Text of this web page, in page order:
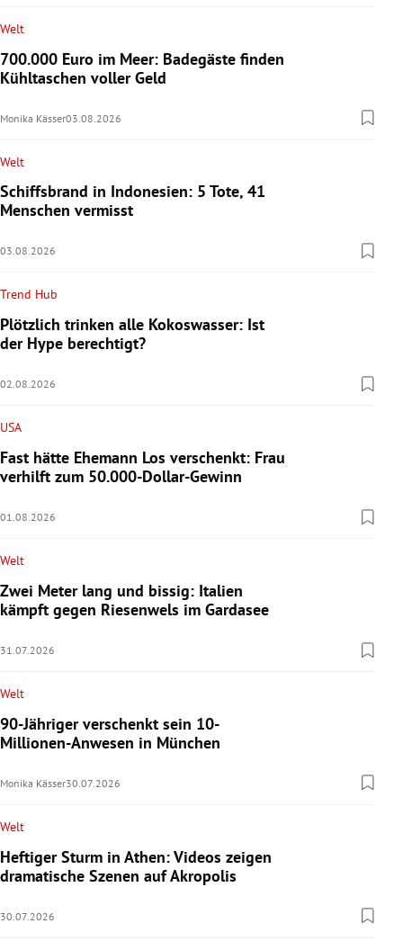
Welt
700.000 Euro im Meer: Badegäste finden
Kühltaschen voller Geld
Monika Kässer03.08.2026
Welt
Schiffsbrand in Indonesien: 5 Tote, 41
Menschen vermisst
03.08.2026
Trend Hub
Plötzlich trinken alle Kokoswasser: Ist
der Hype berechtigt?
02.08.2026
USA
Fast hätte Ehemann Los verschenkt: Frau
verhilft zum 50.000-Dollar-Gewinn
01.08.2026
Welt
Zwei Meter lang und bissig: Italien
kämpft gegen Riesenwels im Gardasee
31.07.2026
Welt
90-Jähriger verschenkt sein 10-
Millionen-Anwesen in München
Monika Kässer30.07.2026
Welt
Heftiger Sturm in Athen: Videos zeigen
dramatische Szenen auf Akropolis
30.07.2026